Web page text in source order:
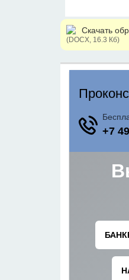
Скачать
(DOCX, 16.3 Кб)